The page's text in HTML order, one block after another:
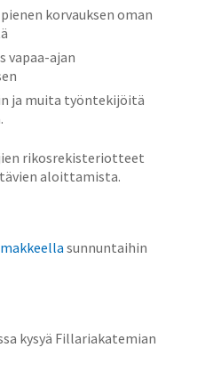
korvauksen oman
vapaa-ajan
ja muita työntekijöitä
rikosrekisteriotteet
aloittamista.
sunnuntaihin
kysyä Fillariakatemian